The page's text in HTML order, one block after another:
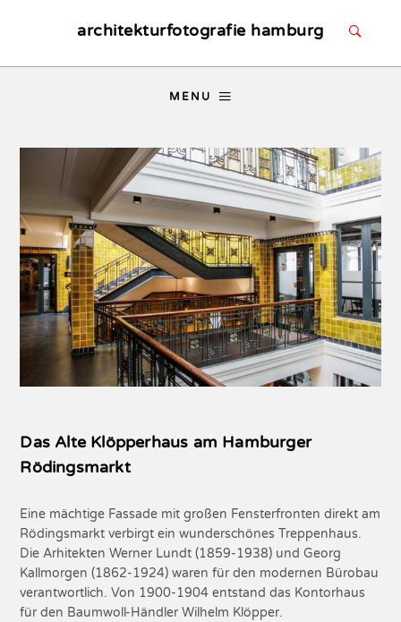
architekturfotografie hamburg
MENU
Das Alte Klöpperhaus am Hamburger
Rödingsmarkt
Eine mächtige Fassade mit großen Fensterfronten direkt am
Rödingsmarkt verbirgt ein wunderschönes Treppenhaus.
Die Arhitekten Werner Lundt (1859-1938) und Georg
Kallmorgen (1862-1924) waren für den modernen Bürobau
verantwortlich. Von 1900-1904 entstand das Kontorhaus
für den Baumwoll-Händler Wilhelm Klöpper.